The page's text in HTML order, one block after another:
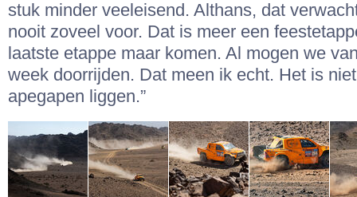
stuk minder veeleisend. Althans, dat
nooit zoveel voor. Dat is meer een
laatste etappe maar komen. Al mogen we
week doorrijden. Dat meen ik echt. Het is
apegapen liggen.”